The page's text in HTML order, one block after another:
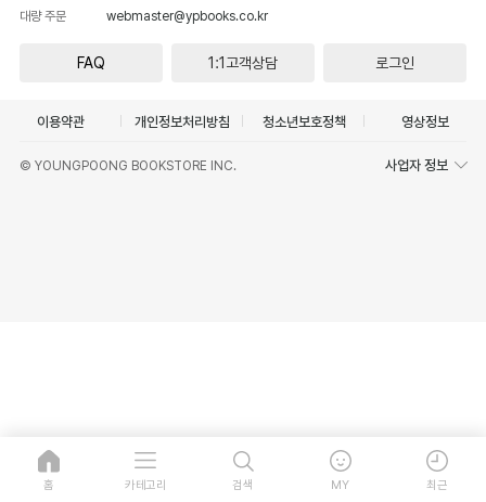
대량 주문
webmaster@ypbooks.co.kr
FAQ 1:1고객상담 로그인
이용약관 개인정보처리방침 청소년보호정책 영상정보
© YOUNGPOONG BOOKSTORE INC. 사업자 정보
홈 카테고리 검색 MY 최근